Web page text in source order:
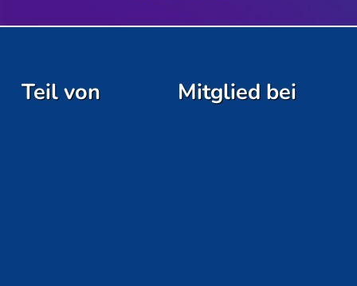
Teil von Mitglied bei